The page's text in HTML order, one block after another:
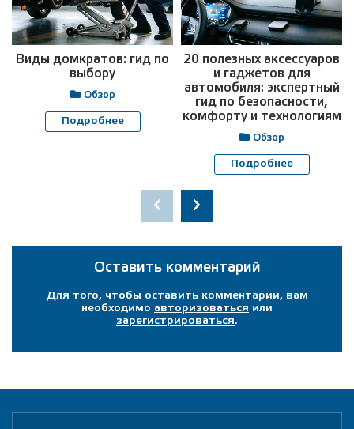
Виды домкратов: гид по
выбору
Обзор
Подробнее
20 полезных аксессуаров
и гаджетов для
автомобиля: экспертный
гид по безопасности,
комфорту и технологиям
Обзор
Подробнее
Оставить комментарий
Для того, чтобы оставить комментарий, вам
необходимо авторизоваться или
зарегистрироваться.